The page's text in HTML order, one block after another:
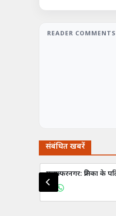
READER COMMENTS
संबंधित खबरें
मुजफ्फरनगर: प्रेमिका के